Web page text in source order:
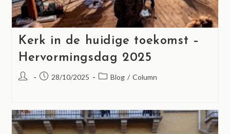
Kerk in de huidige toekomst –
Hervormingsdag 2025
28/10/2025 Blog / Column